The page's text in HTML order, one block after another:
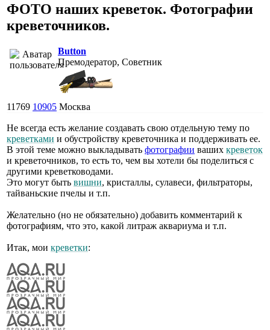
ФОТО наших креветок. Фотографии
креветочников.
Button
Премодератор, Советник
11769 10905 Москва
Не всегда есть желание создавать свою отдельную тему по
креветками и обустройству креветочника и поддерживать ее.
В этой теме можно выкладывать фотографии ваших креветок
и креветочников, то есть то, чем вы хотели бы поделиться с
другими креветководами.
Это могут быть вишни, кристаллы, сулавеси, фильтраторы,
тайваньские пчелы и т.п.
Желательно (но не обязательно) добавить комментарий к
фотографиям, что это, какой литраж аквариума и т.п.
Итак, мои креветки: